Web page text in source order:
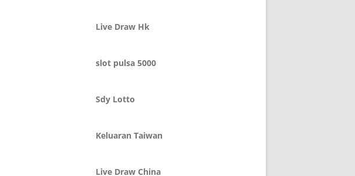
Live Draw Hk
slot pulsa 5000
Sdy Lotto
Keluaran Taiwan
Live Draw China